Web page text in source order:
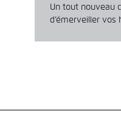
Un tout nouveau
d’émerveiller vos